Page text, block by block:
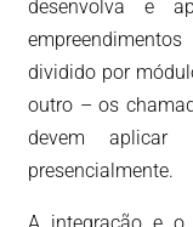
desenvolva e
dividido por
outro – os
devem aplicar
presencialmente.